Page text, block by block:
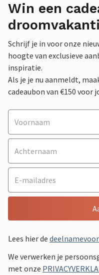
Win een
Schrijf je in voor onze
hoogte van exclusieve
inspiratie.
Als je je nu aanmeldt,
cadeaubon van €150 voor
Lees hier de
We verwerken je
met onze